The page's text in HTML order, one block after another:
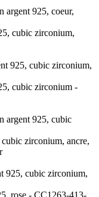
argent 925, coeur,
925, cubic zirconium,
argent 925, cubic
925, cubic zirconium,